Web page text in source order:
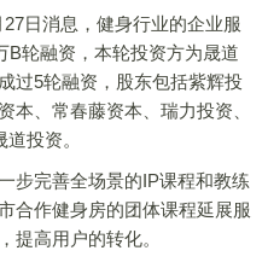
日消息，健身行业的企业服
B轮融资，本轮投资方为晟道
过5轮融资，股东包括紫辉投
本、常春藤资本、瑞力投资、
投资。
完善全场景的IP课程和教练
合作健身房的团体课程延展服
提高用户的转化。